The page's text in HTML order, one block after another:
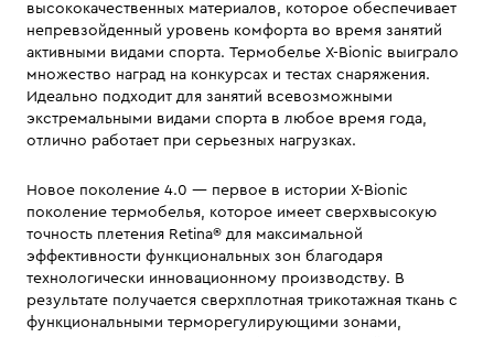
высококачественных материалов, которое обеспечивает
непревзойденный уровень комфорта во время занятий
активными видами спорта. Термобелье X-Bionic выиграло
множество наград на конкурсах и тестах снаряжения.
Идеально подходит для занятий всевозможными
экстремальными видами спорта в любое время года,
отлично работает при серьезных нагрузках.
Новое поколение 4.0 — первое в истории X-Bionic
поколение термобелья, которое имеет сверхвысокую
точность плетения Retina® для максимальной
эффективности функциональных зон благодаря
технологически инновационному производству. В
результате получается сверхплотная трикотажная ткань c
функциональными терморегулирующими зонами,